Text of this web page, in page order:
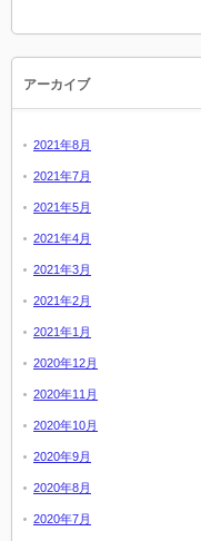
アーカイブ
2021年8月
2021年7月
2021年5月
2021年4月
2021年3月
2021年2月
2021年1月
2020年12月
2020年11月
2020年10月
2020年9月
2020年8月
2020年7月